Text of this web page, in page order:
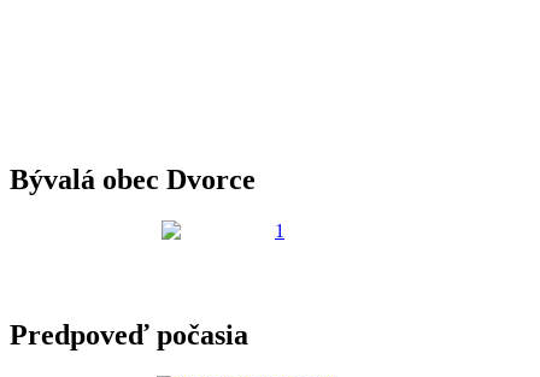
Bývalá obec Dvorce
Predpoveď počasia